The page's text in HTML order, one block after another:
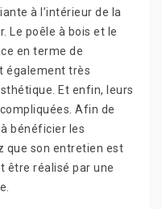
à l’intérieur de la
Le poêle à bois et le
en terme de
également très
Et enfin, leurs
Afin de
bénéficier les
que son entretien est
être réalisé par une